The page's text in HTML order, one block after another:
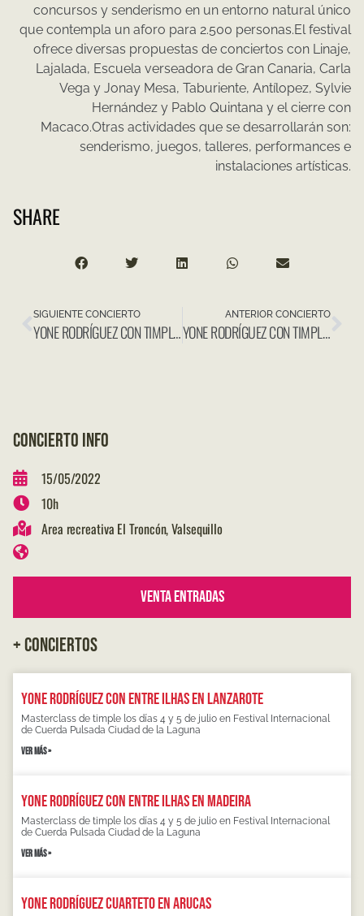
concursos y senderismo en un entorno natural único
que contempla un aforo para 2.500 personas.El festival
ofrece diversas propuestas de conciertos con Linaje,
Lajalada, Escuela verseadora de Gran Canaria, Carla
Vega y Jonay Mesa, Taburiente, Antílopez, Sylvie
Hernández y Pablo Quintana y el cierre con
Macaco.Otras actividades que se desarrollarán son:
senderismo, juegos, talleres, performances e
instalaciones artísticas.
SHARE
SIGUIENTE CONCIERTO
YONE RODRÍGUEZ CON TIMPLES@2021 EN SANTA CRUZ DE TENERIFE
ANTERIOR CONCIERTO
YONE RODRÍGUEZ CON TIMPLES@2021 EN EL HIERRO
CONCIERTO INFO
15/05/2022
10h
Area recreativa El Troncón, Valsequillo
Venta Entradas
+ CONCIERTOS
Yone Rodríguez con Entre Ilhas en Lanzarote
Masterclass de timple los días 4 y 5 de julio en Festival Internacional
de Cuerda Pulsada Ciudad de la Laguna
VER MÁS »
Yone Rodríguez con Entre Ilhas en Madeira
Masterclass de timple los días 4 y 5 de julio en Festival Internacional
de Cuerda Pulsada Ciudad de la Laguna
VER MÁS »
Yone Rodríguez Cuarteto en Arucas